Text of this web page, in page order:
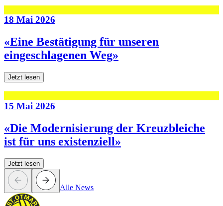
18 Mai 2026
«Eine Bestätigung für unseren
eingeschlagenen Weg»
Jetzt lesen
15 Mai 2026
«Die Modernisierung der Kreuzbleiche
ist für uns existenziell»
Jetzt lesen
Alle News